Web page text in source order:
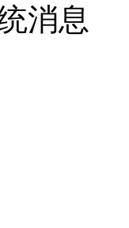
消息